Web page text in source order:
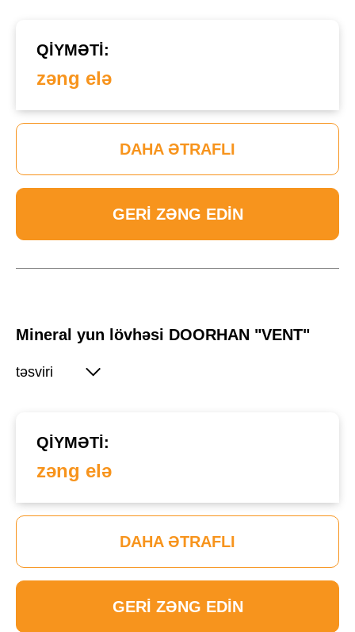
QIYMƏTI:
zəng elə
DAHA ƏTRAFLI
GERI ZƏNG EDIN
Mineral yun lövhəsi DOORHAN "VENT"
təsviri
QIYMƏTI:
zəng elə
DAHA ƏTRAFLI
GERI ZƏNG EDIN